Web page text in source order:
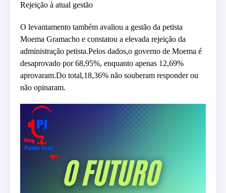
Rejeição à atual gestão
O levantamento também avaliou a gestão da petista
Moema Gramacho e constatou a elevada rejeição da
administração petista.Pelos dados,o governo de Moema é
desaprovado por 68,95%, enquanto apenas 12,69%
aprovaram.Do total,18,36% não souberam responder ou
não opinaram.